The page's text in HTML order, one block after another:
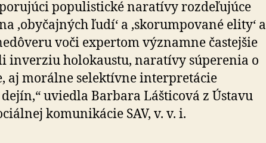
populistické naratívy rozdeľujúce
‚obyčajných ľudí‘ a ‚skorumpované elity‘ a
voči expertom významne čas­tej­šie
inverziu holokaustu, naratívy sú­pe­re­nia o
aj morálne selektívne interpretácie
uviedla Barbara Lášticová z Ústavu
komunikácie SAV, v. v. i.